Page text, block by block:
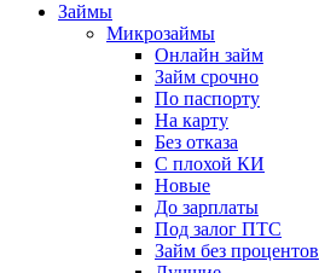
Займы
Микрозаймы
Онлайн займ
Займ срочно
По паспорту
На карту
Без отказа
С плохой КИ
Новые
До зарплаты
Под залог ПТС
Займ без процентов